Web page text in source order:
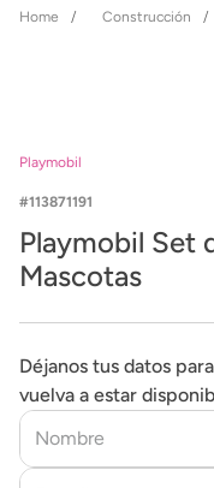
Construcción
Playmobil
113871191
Playmobil Set
Mascotas
Déjanos tus datos
vuelva a estar